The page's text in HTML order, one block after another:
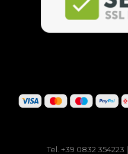
Tel. +39 0832 354223 |